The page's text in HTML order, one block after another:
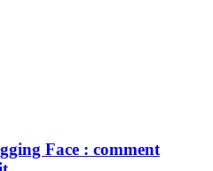
Face : comment